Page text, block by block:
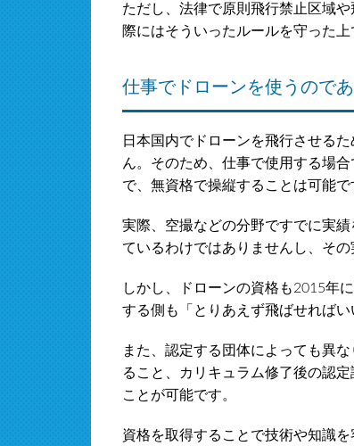
ただし、法律で原則飛行禁止区域
際にはそういったルールを守った上
仕事でドローンを使うので
日本国内でドローンを飛行させる
ん。そのため、仕事で使用する場
で、無資格で操縦することは可能で
実際、空撮などの分野ですでに実
ているわけではありませんし、そ
しかし、ドローンの資格も2015年
する側も「とりあえず飛ばせれば
また、認定する団体によっても異
ること、カリキュラム修了後の認
ことが可能です。
資格を取得することで技術や知識